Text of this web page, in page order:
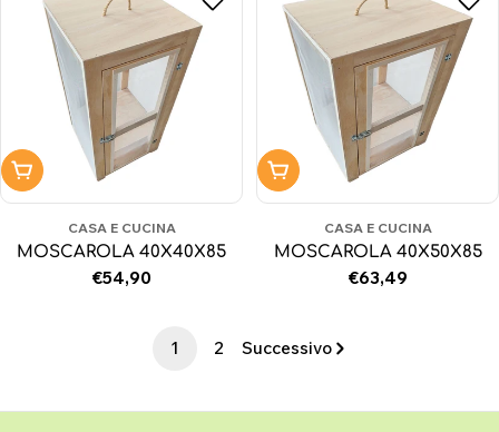
Aggiungi al carrello
CASA E CUCINA
MOSCAROLA 40X40X85
Prezzo
€54,90
Aggiungi al carrello
CASA E CUCINA
MOSCAROLA 40X50X85
Prezzo
€63,49
1 2 Successivo